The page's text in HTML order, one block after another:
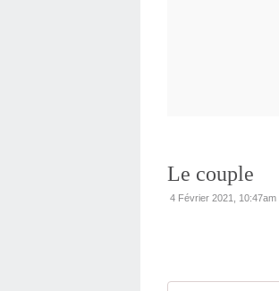
Le couple
4 Février 2021, 10:47am